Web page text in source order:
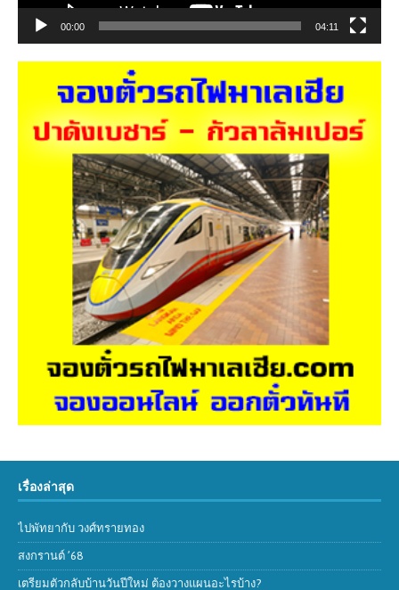
00:00 04:11
เรื่องล่าสุด
ไปพัทยากับ วงศ์ทรายทอง
สงกรานต์ ’68
เตรียมตัวกลับบ้านวันปีใหม่ ต้องวางแผนอะไรบ้าง?